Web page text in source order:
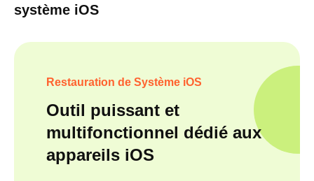
système iOS
Restauration de Système iOS
Outil puissant et
multifonctionnel dédié aux
appareils iOS